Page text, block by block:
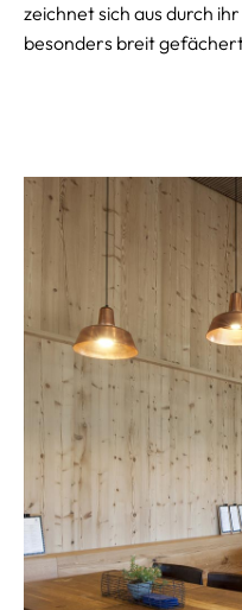
zeichnet sich aus durch
besonders breit